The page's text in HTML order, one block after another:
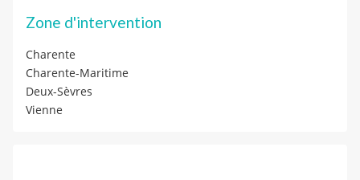
Zone d'intervention
Charente
Charente-Maritime
Deux-Sèvres
Vienne